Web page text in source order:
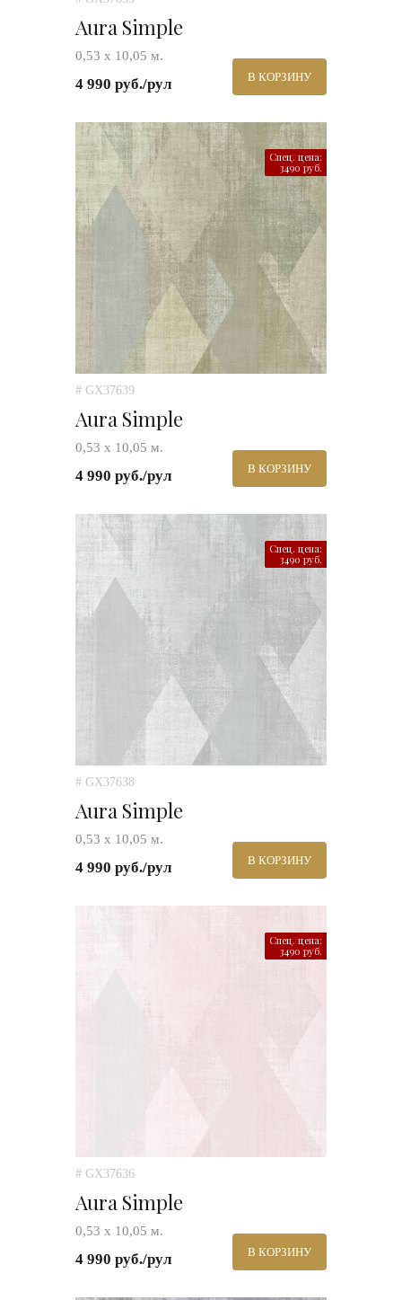
Aura Simple
0,53 х 10,05 м.
4 990 руб./рул В КОРЗИНУ
Спец. цена:
3490 руб.
# GX37639
Aura Simple
0,53 х 10,05 м.
4 990 руб./рул В КОРЗИНУ
Спец. цена:
3490 руб.
# GX37638
Aura Simple
0,53 х 10,05 м.
4 990 руб./рул В КОРЗИНУ
Спец. цена:
3490 руб.
# GX37636
Aura Simple
0,53 х 10,05 м.
4 990 руб./рул В КОРЗИНУ